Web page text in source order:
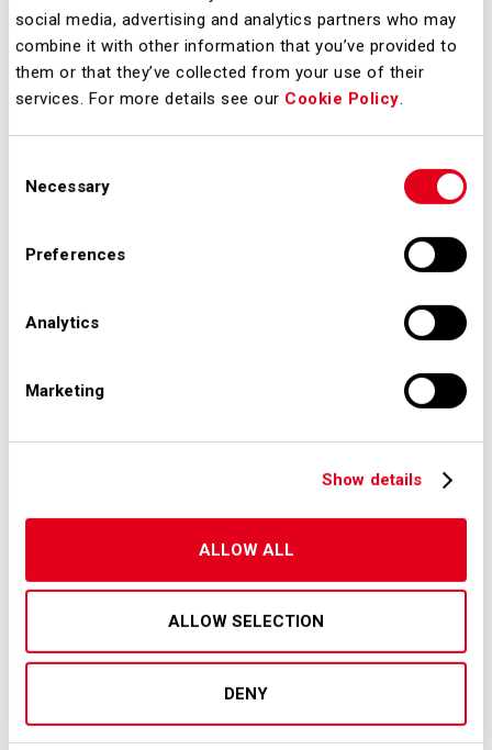
social media, advertising and analytics partners who may
combine it with other information that you’ve provided to
them or that they’ve collected from your use of their
services. For more details see our Cookie Policy.
Selection
Necessary
Preferences
Analytics
Marketing
Show details
ALLOW ALL
ALLOW SELECTION
DENY
SEA è coinvolta nello sviluppo delle
seguenti azioni:
definizione di scenari da
Sviluppare la soluzione SESAR
partenza dal vertiporto. Questa
soluzione considera diversi casi
d'uso che coprono molteplici
ambienti ATM e U-space per
consentire le operazioni di UAM
descrivendo rotte e traiettorie.
Consentire operazioni efficienti e
sicure nei vertiporti con una
visione olistica a livello di rete
della gestione della capacità
totale di terra e aria.